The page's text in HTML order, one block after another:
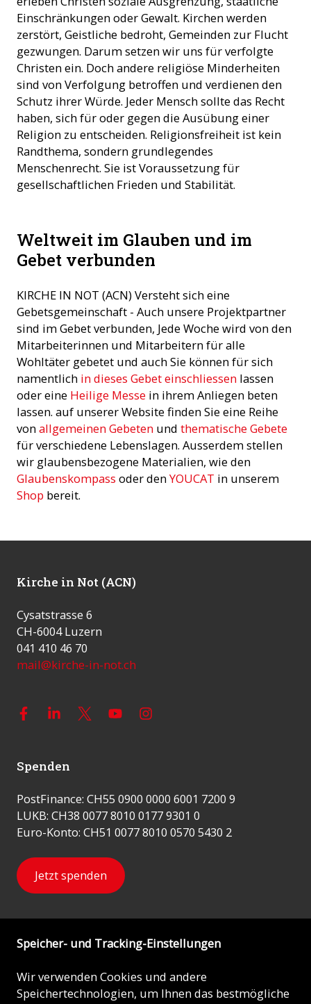
Einschränkungen oder Gewalt. Kirchen werden
zerstört, Geistliche bedroht, Gemeinden zur Flucht
gezwungen. Darum setzen wir uns für verfolgte
Christen ein. Doch andere religiöse Minderheiten
sind von Verfolgung betroffen und verdienen den
Schutz ihrer Würde. Jeder Mensch sollte das Recht
haben, sich für oder gegen die Ausübung einer
Religion zu entscheiden. Religionsfreiheit ist kein
Randthema, sondern grundlegendes
Menschenrecht. Sie ist Voraussetzung für
gesellschaftlichen Frieden und Stabilität.
Weltweit im Glauben und im
Gebet verbunden
KIRCHE IN NOT (ACN) Versteht sich eine
Gebetsgemeinschaft - Auch unsere Projektpartner
sind im Gebet verbunden, Jede Woche wird von den
Mitarbeiterinnen und Mitarbeitern für alle
Wohltäter gebetet und auch Sie können für sich
namentlich in dieses Gebet einschliessen lassen
oder eine Heilige Messe in ihrem Anliegen beten
lassen. auf unserer Website finden Sie eine Reihe
vonallgemeinen Gebeten und thematische Gebete
für verschiedene Lebenslagen. Ausserdem stellen
wir glaubensbezogene Materialien, wie den
Glaubenskompass oder denYOUCAT in unserem
Shop bereit.
Kirche in Not (ACN)
Cysatstrasse 6
CH-6004 Luzern
041 410 46 70
mail@kirche-in-not.ch
Spenden
PostFinance: CH55 0900 0000 6001 7200 9
LUKB: CH38 0077 8010 0177 9301 0
Euro-Konto: CH51 0077 8010 0570 5430 2
Jetzt spenden
Newsletter
Abonnieren
Speicher- und Tracking-Einstellungen
Wir verwenden Cookies und andere
Speichertechnologien, um Ihnen das bestmögliche